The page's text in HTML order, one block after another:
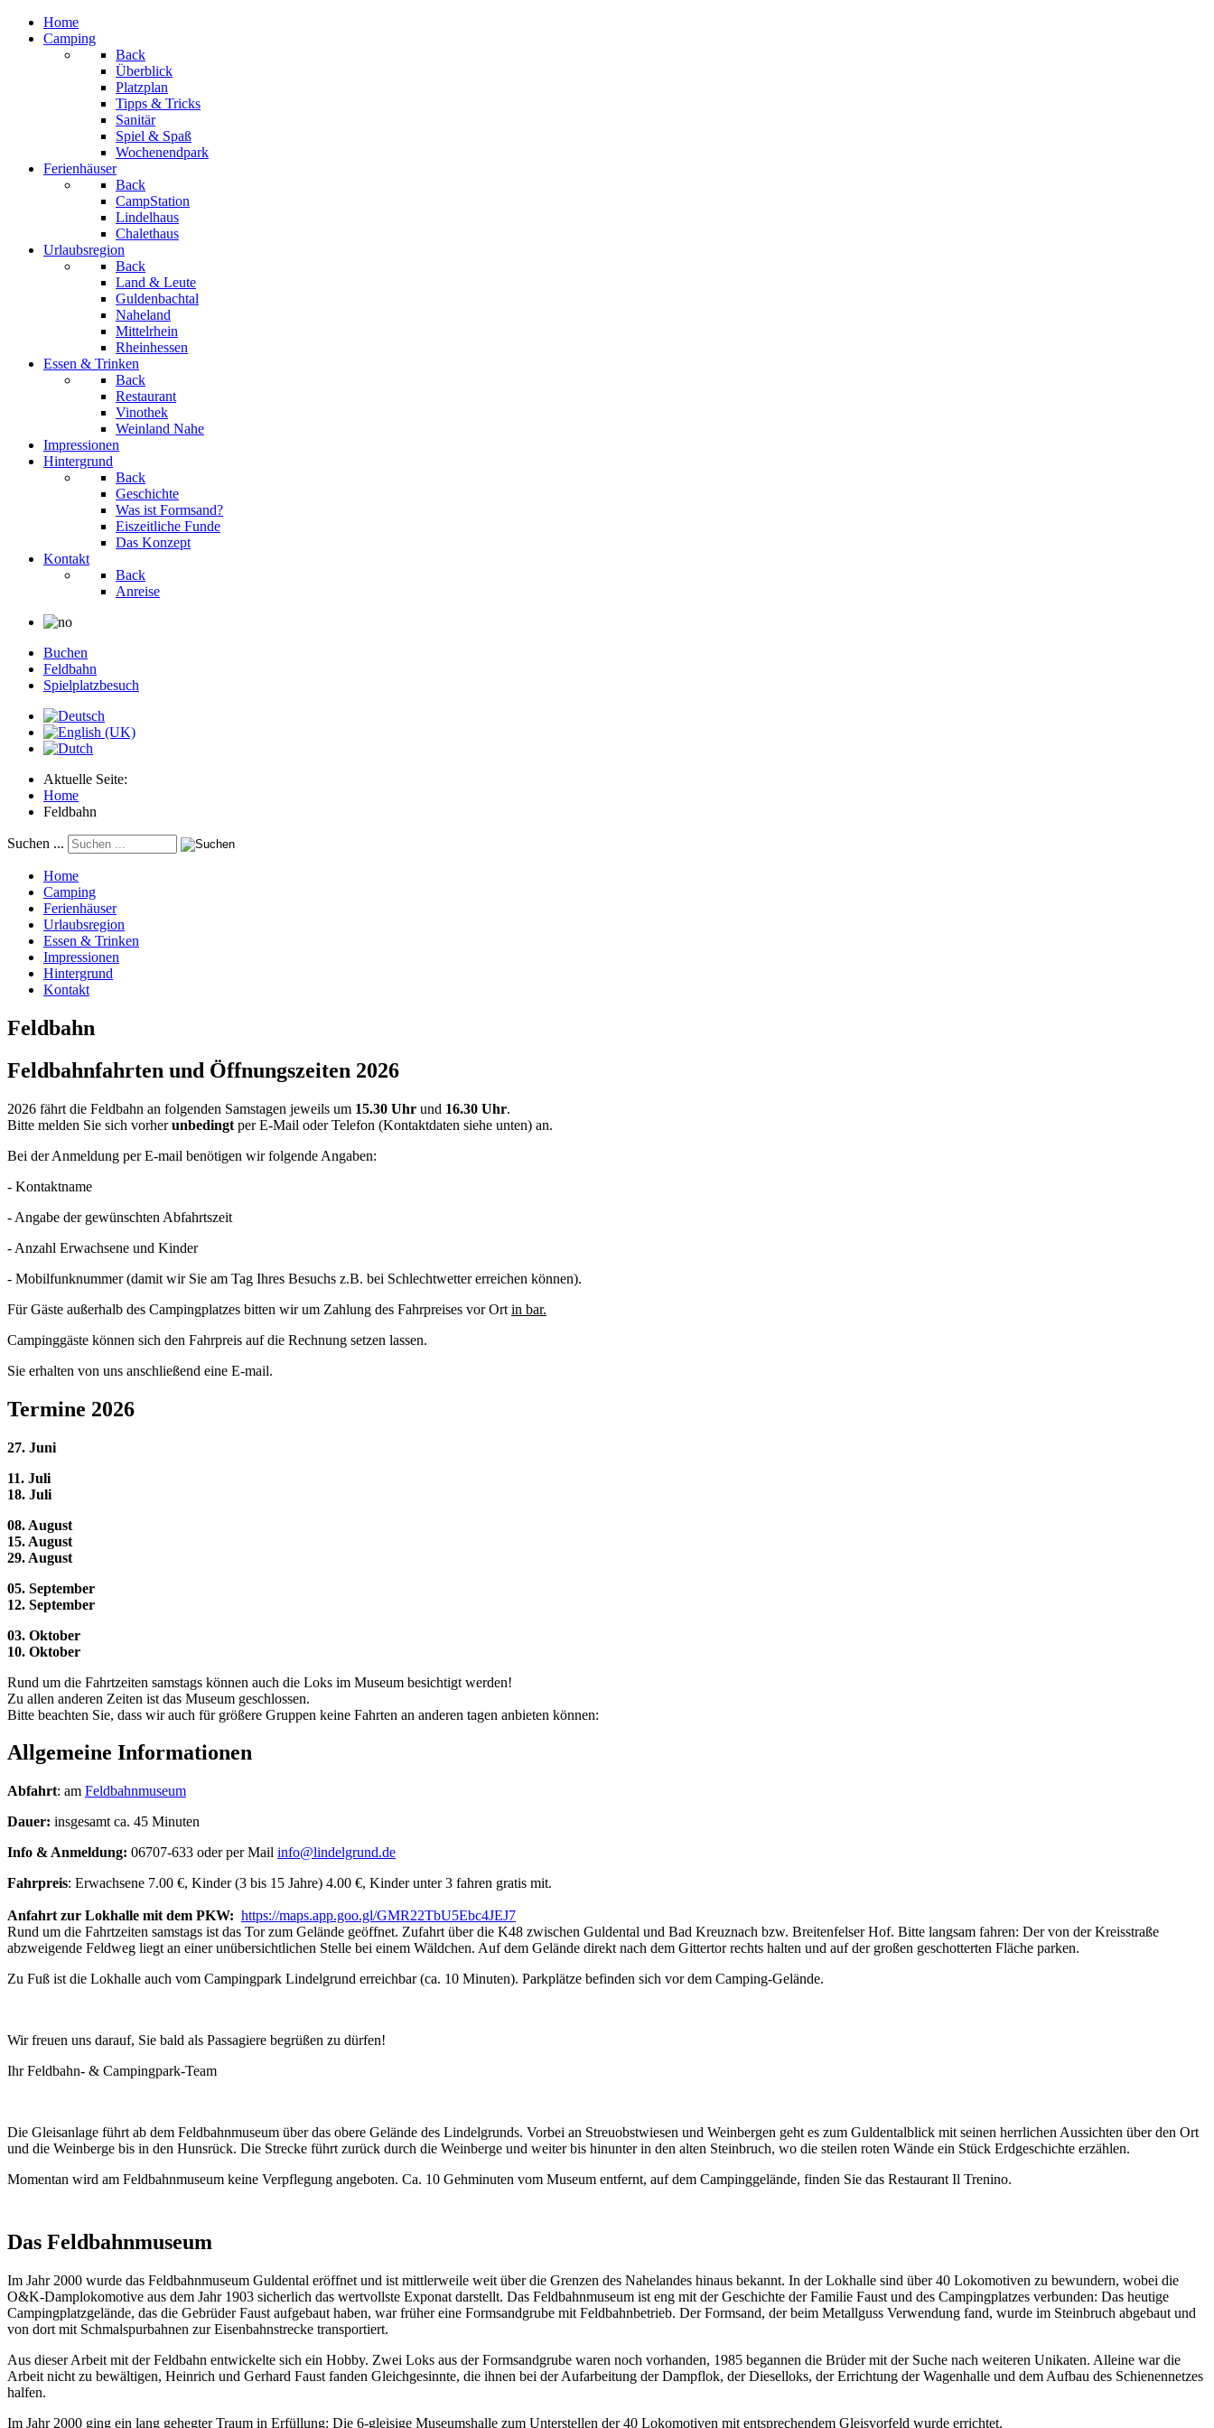
Home
Camping
Back
Überblick
Platzplan
Tipps & Tricks
Sanitär
Spiel & Spaß
Wochen­­end­park
Ferienhäuser
Back
CampStation
Lindelhaus
Chalethaus
Urlaubsregion
Back
Land & Leute
Guldenbachtal
Naheland
Mittelrhein
Rheinhessen
Essen & Trinken
Back
Restaurant
Vinothek
Weinland Nahe
Impressionen
Hintergrund
Back
Geschichte
Was ist Formsand?
Eiszeitliche Funde
Das Konzept
Kontakt
Back
Anreise
Buchen
Feldbahn
Spielplatzbesuch
Aktuelle Seite:
Home
Feldbahn
Suchen ...
Home
Camping
Ferienhäuser
Urlaubsregion
Essen & Trinken
Impressionen
Hintergrund
Kontakt
Feldbahn
Feldbahnfahrten und Öffnungszeiten 2026
2026 fährt die Feldbahn an folgenden Samstagen jeweils um 15.30 Uhr und 16.30 Uhr.
Bitte melden Sie sich vorherunbedingt per E-Mail oder Telefon (Kontaktdaten siehe unten) an.
Bei der Anmeldung per E-mail benötigen wir folgende Angaben:
- Kontaktname
- Angabe der gewünschten Abfahrtszeit
- Anzahl Erwachsene und Kinder
- Mobilfunknummer (damit wir Sie am Tag Ihres Besuchs z.B. bei Schlechtwetter erreichen können).
Für Gäste außerhalb des Campingplatzes bitten wir um Zahlung des Fahrpreises vor Ort in bar.
Campinggäste können sich den Fahrpreis auf die Rechnung setzen lassen.
Sie erhalten von uns anschließend eine E-mail.
Termine 2026
27. Juni
11. Juli
18. Juli
08. August
15. August
29. August
05. September
12. September
03. Oktober
10. Oktober
Rund um die Fahrtzeiten samstags können auch die Loks im Museum besichtigt werden!
Zu allen anderen Zeiten ist das Museum geschlossen.
Bitte beachten Sie, dass wir auch für größere Gruppen keine Fahrten an anderen tagen anbieten können:
Allgemeine Informationen
Abfahrt: am Feldbahnmuseum
Dauer: insgesamt ca. 45 Minuten
Info & Anmeldung: 06707-633 oder per Mail info@lindelgrund.de
Fahrpreis: Erwachsene 7.00 €, Kinder (3 bis 15 Jahre) 4.00 €, Kinder unter 3 fahren gratis mit.
Anfahrt zur Lokhalle mit dem PKW: https://maps.app.goo.gl/GMR22TbU5Ebc4JEJ7
Rund um die Fahrtzeiten samstags ist das Tor zum Gelände geöffnet. Zufahrt über die K48 zwischen Guldental und Bad Kreuznach bzw. Breitenfelser Hof. Bitte langsam fahren: Der von der Kreisstraße
abzweigende Feldweg liegt an einer unübersichtlichen Stelle bei einem Wäldchen. Auf dem Gelände direkt nach dem Gittertor rechts halten und auf der großen geschotterten Fläche parken.
Zu Fuß ist die Lokhalle auch vom Campingpark Lindelgrund erreichbar (ca. 10 Minuten). Parkplätze befinden sich vor dem Camping-Gelände.
Wir freuen uns darauf, Sie bald als Passagiere begrüßen zu dürfen!
Ihr Feldbahn- & Campingpark-Team
Die Gleisanlage führt ab dem Feldbahnmuseum über das obere Gelände des Lindelgrunds. Vorbei an Streuobstwiesen und Weinbergen geht es zum Guldentalblick mit seinen herrlichen Aussichten über den Ort
und die Weinberge bis in den Hunsrück. Die Strecke führt zurück durch die Weinberge und weiter bis hinunter in den alten Steinbruch, wo die steilen roten Wände ein Stück Erdgeschichte erzählen.
Momentan wird am Feldbahnmuseum keine Verpflegung angeboten. Ca. 10 Gehminuten vom Museum entfernt, auf dem Campinggelände, finden Sie das Restaurant Il Trenino.
Das Feldbahnmuseum
Im Jahr 2000 wurde das Feldbahnmuseum Guldental eröffnet und ist mittlerweile weit über die Grenzen des Nahelandes hinaus bekannt. In der Lokhalle sind über 40 Lokomotiven zu bewundern, wobei die
O&K-Damplokomotive aus dem Jahr 1903 sicherlich das wertvollste Exponat darstellt. Das Feldbahnmuseum ist eng mit der Geschichte der Familie Faust und des Campingplatzes verbunden: Das heutige
Campingplatzgelände, das die Gebrüder Faust aufgebaut haben, war früher eine Formsandgrube mit Feldbahnbetrieb. Der Formsand, der beim Metallguss Verwendung fand, wurde im Steinbruch abgebaut und
von dort mit Schmalspurbahnen zur Eisenbahnstrecke transportiert.
Aus dieser Arbeit mit der Feldbahn entwickelte sich ein Hobby. Zwei Loks aus der Formsandgrube waren noch vorhanden, 1985 begannen die Brüder mit der Suche nach weiteren Unikaten. Alleine war die
Arbeit nicht zu bewältigen, Heinrich und Gerhard Faust fanden Gleichgesinnte, die ihnen bei der Aufarbeitung der Dampflok, der Dieselloks, der Errichtung der Wagenhalle und dem Aufbau des Schienennetzes
halfen.
Im Jahr 2000 ging ein lang gehegter Traum in Erfüllung: Die 6-gleisige Museumshalle zum Unterstellen der 40 Lokomotiven mit entsprechendem Gleisvorfeld wurde errichtet.